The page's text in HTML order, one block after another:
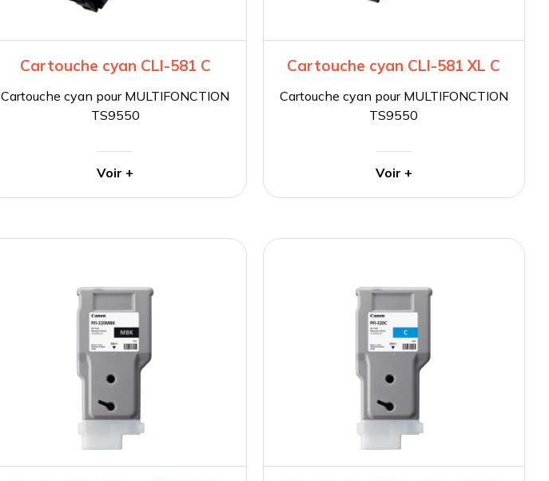
Cartouche cyan CLI-581 C
Cartouche cyan pour MULTIFONCTION
TS9550
Voir +
Cartouche cyan CLI-581 XL C
Cartouche cyan pour MULTIFONCTION
TS9550
Voir +